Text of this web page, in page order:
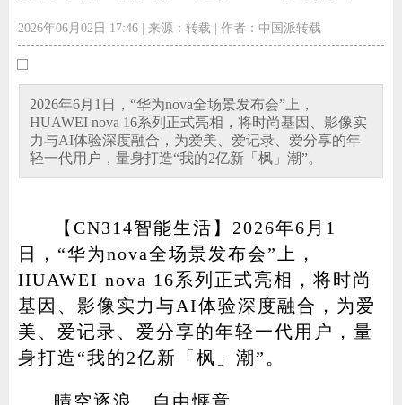
图赏 游记 直播
家电 技巧 作者
2026年06月02日 17:46| 来源：转载 | 作者：中国派转载
2026年6月1日，“华为nova全场景发布会”上，
HUAWEI nova 16系列正式亮相，将时尚基因、影像实
力与AI体验深度融合，为爱美、爱记录、爱分享的年
轻一代用户，量身打造“我的2亿新「枫」潮”。
【CN314智能生活】2026年6月1
日，“华为nova全场景发布会”上，
HUAWEI nova 16系列正式亮相，将时尚
基因、影像实力与AI体验深度融合，为爱
美、爱记录、爱分享的年轻一代用户，量
身打造“我的2亿新「枫」潮”。